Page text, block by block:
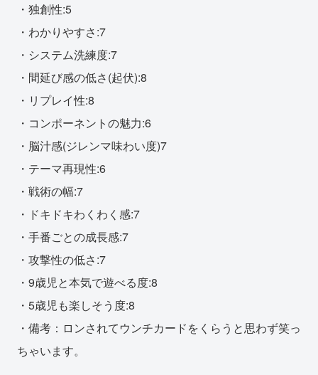
・独創性:5
・わかりやすさ:7
・システム洗練度:7
・間延び感の低さ(起伏):8
・リプレイ性:8
・コンポーネントの魅力:6
・脳汁感(ジレンマ味わい度)7
・テーマ再現性:6
・戦術の幅:7
・ドキドキわくわく感:7
・手番ごとの成長感:7
・攻撃性の低さ:7
・9歳児と本気で遊べる度:8
・5歳児も楽しそう度:8
・備考：ロンされてウンチカードをくらうと思わず笑っ
ちゃいます。